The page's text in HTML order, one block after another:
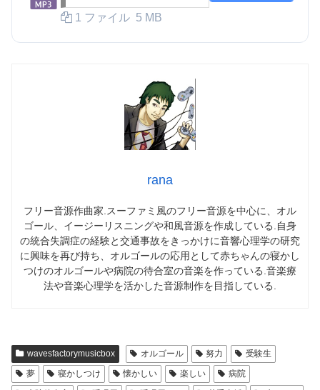
1 ファイル 5 MB
rana
フリー音源作曲家.スーファミ風のフリー音源を中心に、オル
ゴール、イージーリスニングや和風音源を作成している.自身
の統合失調症の経験と交通事故をきっかけに音響心理学の研究
に興味を再び持ち、オルゴールの応用として赤ちゃんの寝かし
つけのオルゴールや病院の待合室の音楽を作っている.音楽療
法や音楽心理学を活かした音源制作を目指している.
wavesfactorymusicbox オルゴール 努力
受験生
夢
寝かしつけ 懐かしい 楽しい
病院